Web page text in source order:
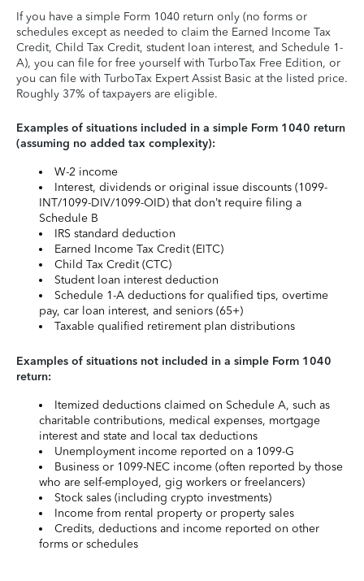
If you have a simple Form 1040 return only (no forms or
schedules except as needed to claim the Earned Income Tax
Credit, Child Tax Credit, student loan interest, and Schedule 1-
A), you can file for free yourself with TurboTax Free Edition, or
you can file with TurboTax Expert Assist Basic at the listed price.
Roughly 37% of taxpayers are eligible.
Examples of situations included in a simple Form 1040 return
(assuming no added tax complexity):
W-2 income
Interest, dividends or original issue discounts (1099-
INT/1099-DIV/1099-OID) that don’t require filing a
Schedule B
IRS standard deduction
Earned Income Tax Credit (EITC)
Child Tax Credit (CTC)
Student loan interest deduction
Schedule 1-A deductions for qualified tips, overtime
pay, car loan interest, and seniors (65+)
Taxable qualified retirement plan distributions
Examples of situations not included in a simple Form 1040
return:
Itemized deductions claimed on Schedule A, such as
charitable contributions, medical expenses, mortgage
interest and state and local tax deductions
Unemployment income reported on a 1099-G
Business or 1099-NEC income (often reported by those
who are self-employed, gig workers or freelancers)
Stock sales (including crypto investments)
Income from rental property or property sales
Credits, deductions and income reported on other
forms or schedules